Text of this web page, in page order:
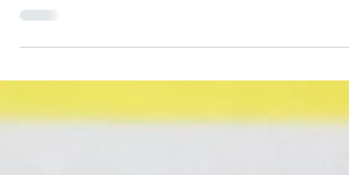
Was macht für dich ein erfülltes Leben aus?